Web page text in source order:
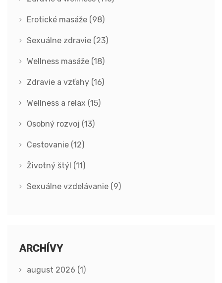
Erotické masáže (98)
Sexuálne zdravie (23)
Wellness masáže (18)
Zdravie a vzťahy (16)
Wellness a relax (15)
Osobný rozvoj (13)
Cestovanie (12)
Životný štýl (11)
Sexuálne vzdelávanie (9)
ARCHÍVY
august 2026 (1)